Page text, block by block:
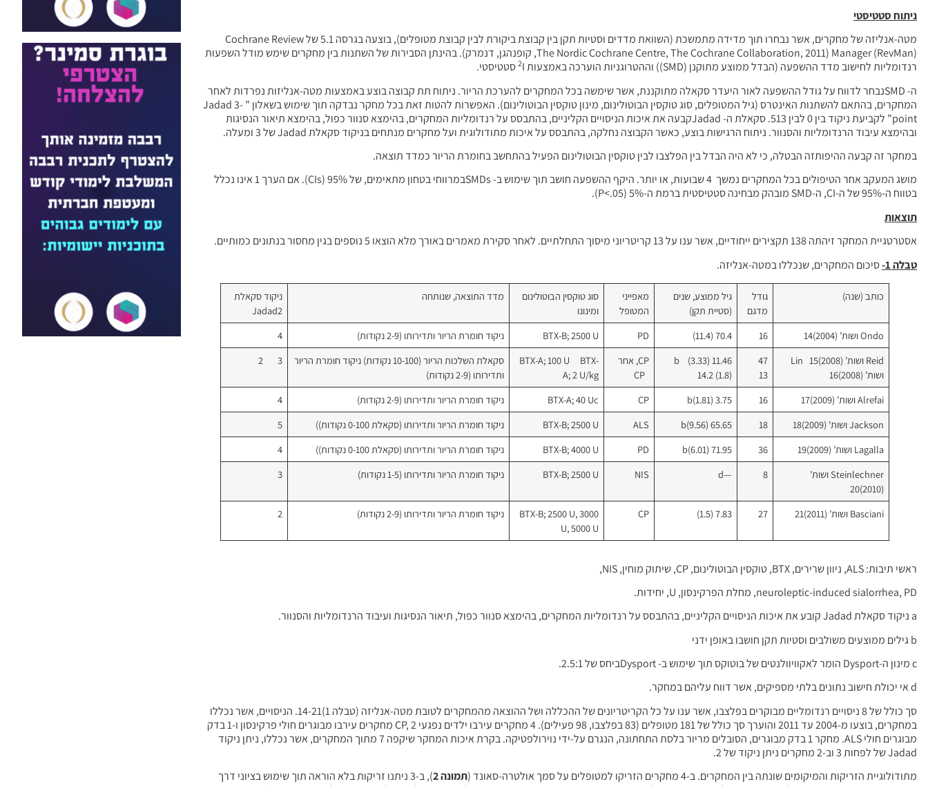
ניתוח סטטיסטי
מטה-אנליזה של מחקרים, אשר נבחרו תוך מדידה מתמשכת (השוואת מדדים וסטיות תקן בין קבוצת ביקורת לבין קבוצת מטופלים), בוצעה בגרסה 5.1 של Cochrane Review
Manager (RevMan) (The Nordic Cochrane Centre, The Cochrane Collaboration, 2011, קופנהגן, דנמרק). בהינתן הסבירות של השתנות בין מחקרים שימש מודל השפעות
רנדומליות לחישוב מדד ההשפעה (הבדל ממוצע מתוקנן (SMD)) וההטרוגניות הוערכה באמצעות
2I סטטיסטי.
ה- SMDנבחר לדווח על גודל ההשפעה לאור היעדר סקאלה מתוקננת, אשר שימשה בכל המחקרים להערכת הריור. ניתוח תת קבוצה בוצע באמצעות מטה-אנליזות נפרדות לאחר
המחקרים, בהתאם להשתנות האינטרס (גיל המטופלים, סוג טוקסין הבוטולינום, מינון טוקסין הבוטולינום). האפשרות להטות זאת בכל מחקר נבדקה תוך שימוש בשאלון ” Jadad 3-
point” לקביעת ניקוד בין 0 לבין 513. סקאלת ה- Jadadקבעה את איכות הניסויים הקליניים, בהתבסס על רנדומליות המחקרים, בהימצא סנוור כפול, בהימצא תיאור הנסיגות
ובהימצא עיבוד הרנדומליות והסנוור. ניתוח הרגישות בוצע, כאשר הקבוצה נחלקה, בהתבסס על איכות מתודולוגית ועל מחקרים מנתחים בניקוד סקאלת Jadad של 3 ומעלה.
במחקר זה קבעה ההיפותזה הבטלה, כי לא היה הבדל בין הפלצבו לבין טוקסין הבוטולינום הפעיל בהתחשב בחומרת הריור כמדד תוצאה.
מושג המעקב אחר הטיפולים בכל המחקרים נמשך 4 שבועות, או יותר. היקף ההשפעה חושב תוך שימוש ב- SMDsבמרווחי בטחון מתאימים, של 95% (CIs). אם הערך 1 אינו נכלל
בטווח ה-95% של ה-CI, ה-SMD מובהק מבחינה סטטיסטית ברמת ה-5% (05.>P).
תוצאות
אסטרטגיית המחקר זיהתה 138 תקצירים ייחודיים, אשר ענו על 13 קריטריוני מיסוך התחלתיים. לאחר סקירת מאמרים באורך מלא הוצאו 5 נוספים בגין מחסור בנתונים כמותיים.
טבלה 1-
סיכום המחקרים, שנכללו במטה-אנליזה.
כותב (שנה)
גודל
מדגם
גיל ממוצע, שנים
(סטיית תקן)
מאפייני
המטופל
סוג טוקסין הבוטולינום
ומינונו
מדד התוצאה, שנותחה
ניקוד סקאלת
Jadad2
Ondo ושות’ (2004)14
16
70.4 (11.4)
PD
BTX-B; 2500 U ניקוד חומרת הריור ותדירותו (2-9 נקודות)
4
Reid ושות’ (2008)15 Lin
ושות’ (2008)16
13
11.46 (3.33)b
14.2 (1.8)
CP, אחר
CP
BTX-A; 100 U BTX-
A; 2 U/kg
סקאלת השלכות הריור (10-100 נקודות) ניקוד חומרת הריור
ותדירותו (2-9 נקודות)
3 2
Alrefai ושות’ (2009)17 16
3.75 (1.81)b
CP
BTX-A; 40 Uc ניקוד חומרת הריור ותדירותו (2-9 נקודות)
4
Jackson ושות’ (2009)18
18
65.65 (9.56)b
ALS
BTX-B; 2500 U ניקוד חומרת הריור ותדירותו (סקאלת 0-100 נקודות))
5
Lagalla ושות’ (2009)19
36
71.95 (6.01)b
PD
BTX-B; 4000 U ניקוד חומרת הריור ותדירותו (סקאלת 0-100 נקודות))
4
Steinlechner ושות’
(2010)20
8
—d
NIS
BTX-B; 2500 U ניקוד חומרת הריור ותדירותו (1-5 נקודות) 3
Basciani ושות’ (2011)21 27
7.83 (1.5)
CP
BTX-B; 2500 U, 3000
U, 5000 U
ניקוד חומרת הריור ותדירותו (2-9 נקודות) 2
ראשי תיבות: ALS, ניוון שרירים, BTX, טוקסין הבוטולינום, CP, שיתוק מוחין, NIS,
neuroleptic-induced sialorrhea, PD, מחלת הפרקינסון, U, יחידות.
a ניקוד סקאלת Jadad קובע את איכות הניסויים הקליניים, בהתבסס על רנדומליות המחקרים, בהימצא סנוור כפול, תיאור הנסיגות ועיבוד הרנדומליות והסנוור.
b גילים ממוצעים משולבים וסטיות תקן חושבו באופן ידני
c מינון ה-Dysport הומר לאקוויוולנטים של בוטוקס תוך שימוש ב- Dysportביחס של 2.5:1.
d אי יכולת חישוב נתונים בלתי מספיקים, אשר דווח עליהם במחקר.
סך כולל של 8 ניסויים רנדומליים מבוקרים בפלצבו, אשר ענו על כל הקריטריונים של ההכללה ושל ההוצאה מהמחקרים לטובת מטה-אנליזה (טבלה 1)14-21. הניסויים, אשר נכללו
במחקרים, בוצעו מ-2004 עד 2011 והוערך סך כולל של 181 מטופלים (83 בפלצבו, 98 פעילים). 4 מחקרים עירבו ילדים נפגעי CP, 2 מחקרים עירבו מבוגרים חולי פרקינסון ו-1 בדק
מבוגרים חולי ALS. מחקר 1 בדק מבוגרים, הסובלים מריור בלסת התחתונה, הנגרם על-ידי נוירולפטיקה. בקרת איכות המחקר שיקפה 7 מתוך המחקרים, אשר נכללו, ניתן ניקוד
Jadad של לפחות 3 וב-2 מחקרים ניתן ניקוד של 2.
מתודולוגיית הזריקות והמיקומים שונתה בין המחקרים. ב-4 מחקרים הזריקו למטופלים על סמך אולטרה-סאונד (
תמונה 2
), ב-3 ניתנו זריקות בלא הוראה תוך שימוש בציוני דרך